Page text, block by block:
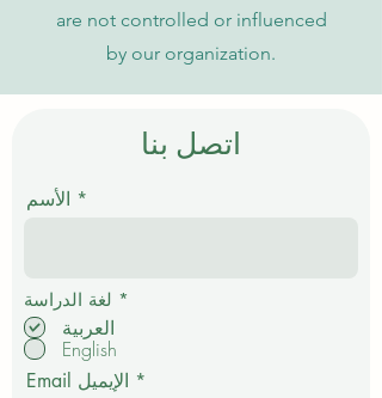
are not controlled or influenced
by our organization.
اتصل بنا
الأسم
لغة الدراسة *
م
ي
العربية
English
Email الإيميل